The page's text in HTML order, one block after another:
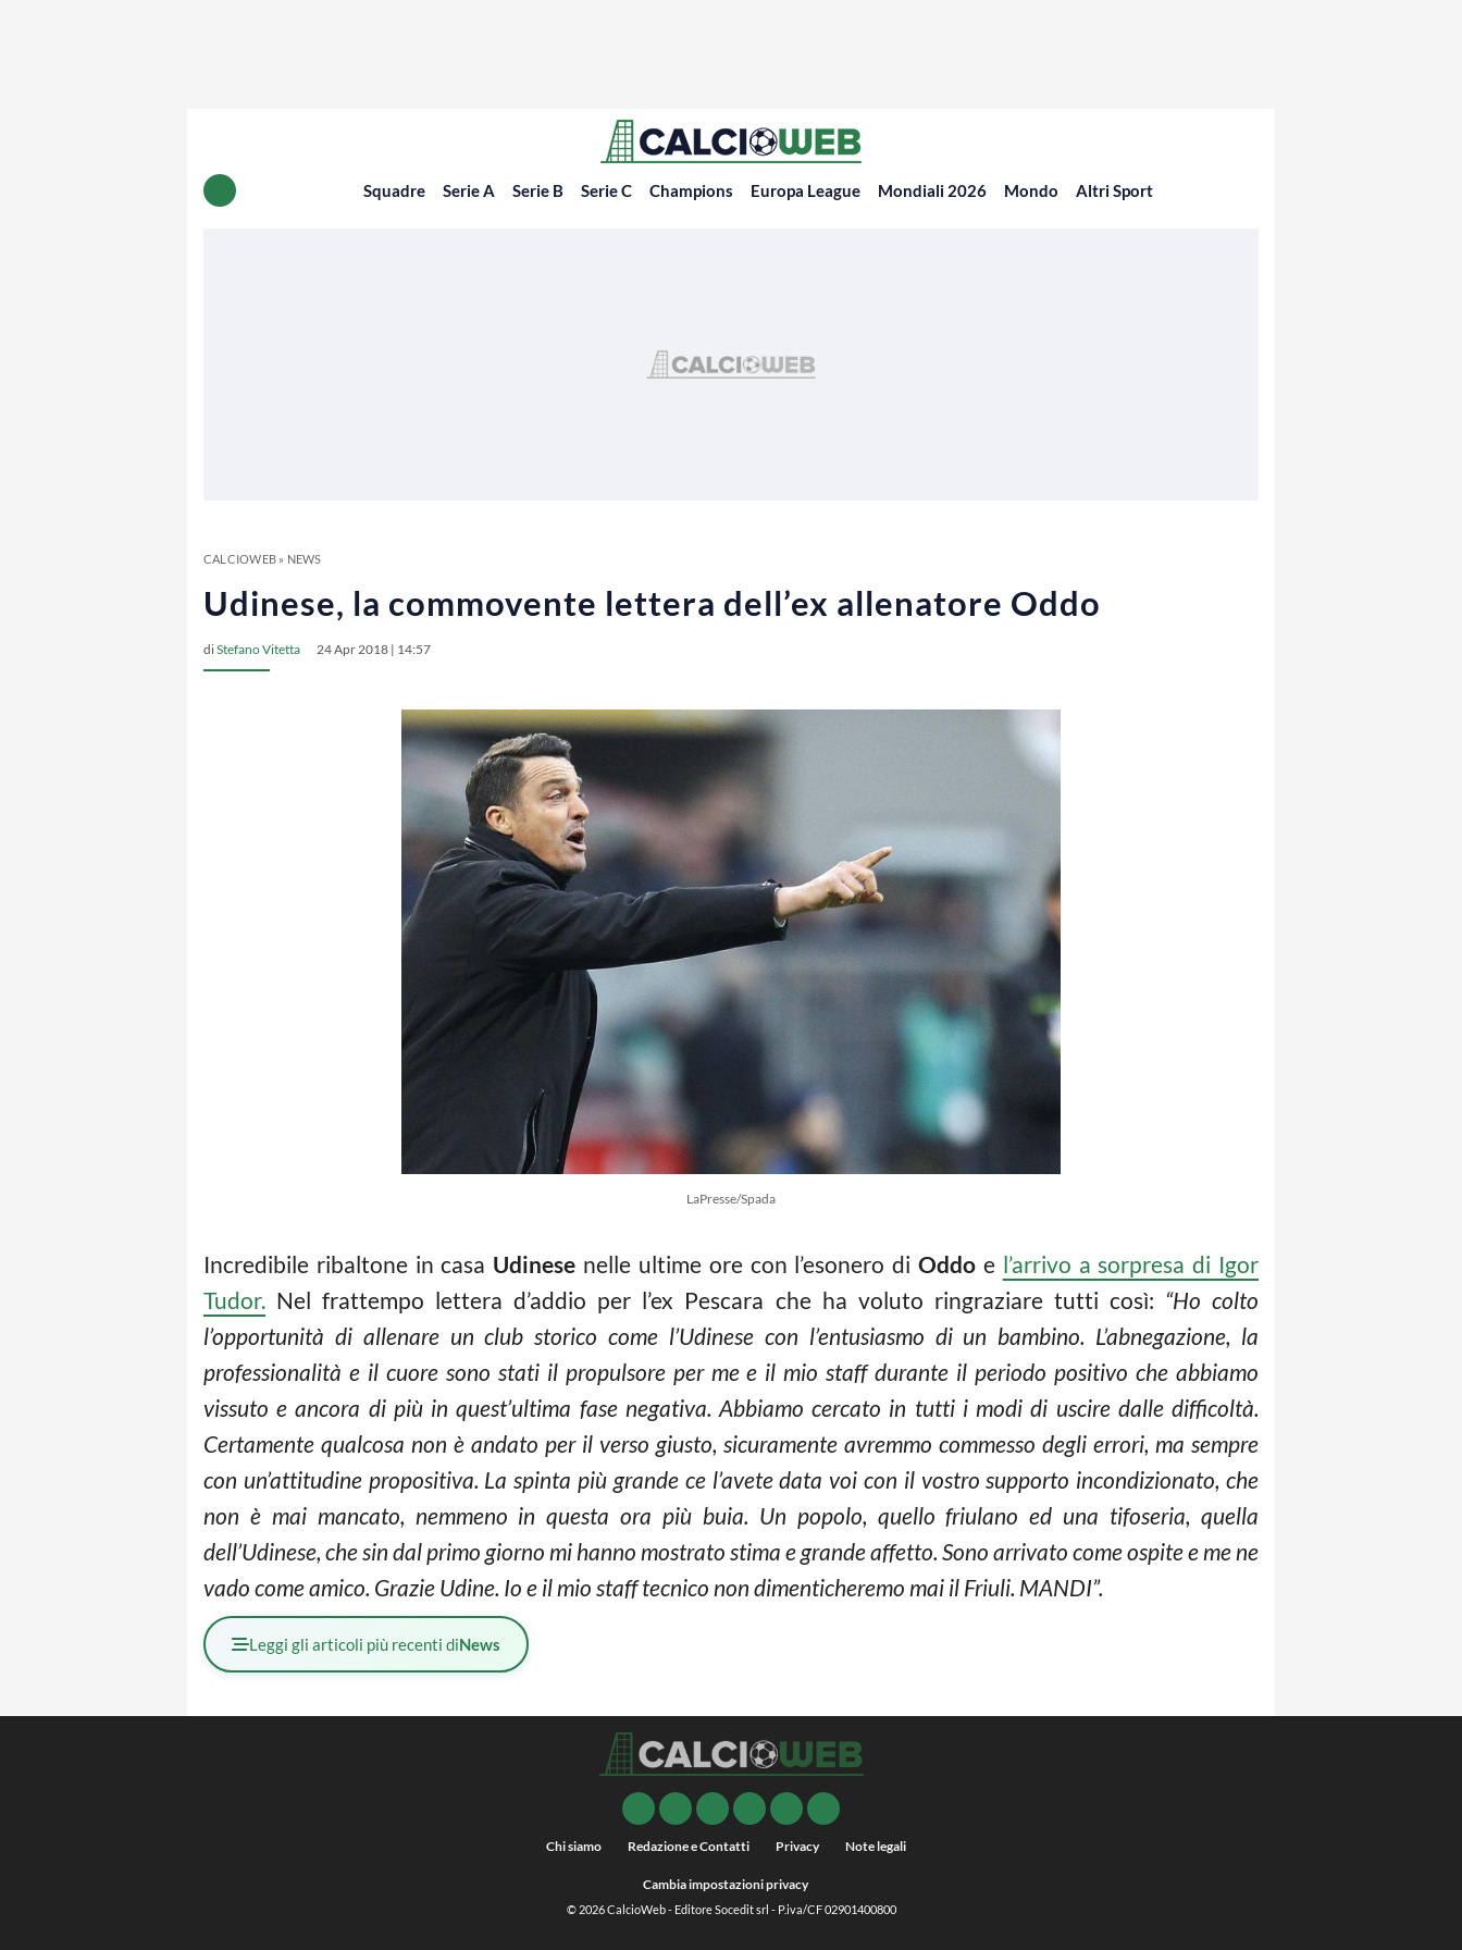
Squadre Serie A Serie B Serie C Champions Europa League Mondiali 2026 Mondo Altri Sport
CALCIOWEB» NEWS
Udinese, la commovente lettera dell’ex allenatore Oddo
diStefano Vitetta 24 Apr 2018 | 14:57
LaPresse/Spada
Incredibile ribaltone in casa Udinese nelle ultime ore con l’esonero diOddo e l’arrivo a sorpresa di Igor
Tudor. Nel frattempo lettera d’addio per l’ex Pescara che ha voluto ringraziare tutti così: “Ho colto
l’opportunità di allenare un club storico come l’Udinese con l’entusiasmo di un bambino. L’abnegazione, la
professionalità e il cuore sono stati il propulsore per me e il mio staff durante il periodo positivo che abbiamo
vissuto e ancora di più in quest’ultima fase negativa. Abbiamo cercato in tutti i modi di uscire dalle difficoltà.
Certamente qualcosa non è andato per il verso giusto, sicuramente avremmo commesso degli errori, ma sempre
con un’attitudine propositiva. La spinta più grande ce l’avete data voi con il vostro supporto incondizionato, che
non è mai mancato, nemmeno in questa ora più buia. Un popolo, quello friulano ed una tifoseria, quella
dell’Udinese, che sin dal primo giorno mi hanno mostrato stima e grande affetto. Sono arrivato come ospite e me ne
vado come amico. Grazie Udine. Io e il mio staff tecnico non dimenticheremo mai il Friuli. MANDI”.
Leggi gli articoli più recenti diNews
Chi siamo Redazione e Contatti Privacy Note legali
Cambia impostazioni privacy
© 2026CalcioWeb- Editore Socedit srl - P.iva/CF 02901400800